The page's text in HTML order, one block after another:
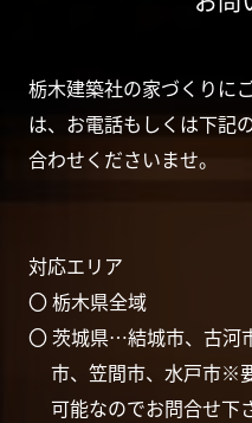
栃木建築社の家づくりに
は、お電話もしくは下記
合わせくださいませ。
対応エリア
〇 栃木県全域
〇 茨城県…結城市、古河
市、笠間市、水戸市※
可能なのでお問合せ下